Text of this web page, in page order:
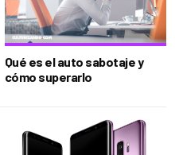
Qué es el auto sabotaje y
cómo superarlo